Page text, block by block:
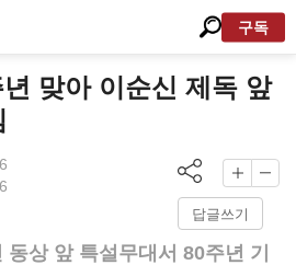
구독
맞아 이순신 제독 앞
답글쓰기
상 앞 특설무대서 80주년 기